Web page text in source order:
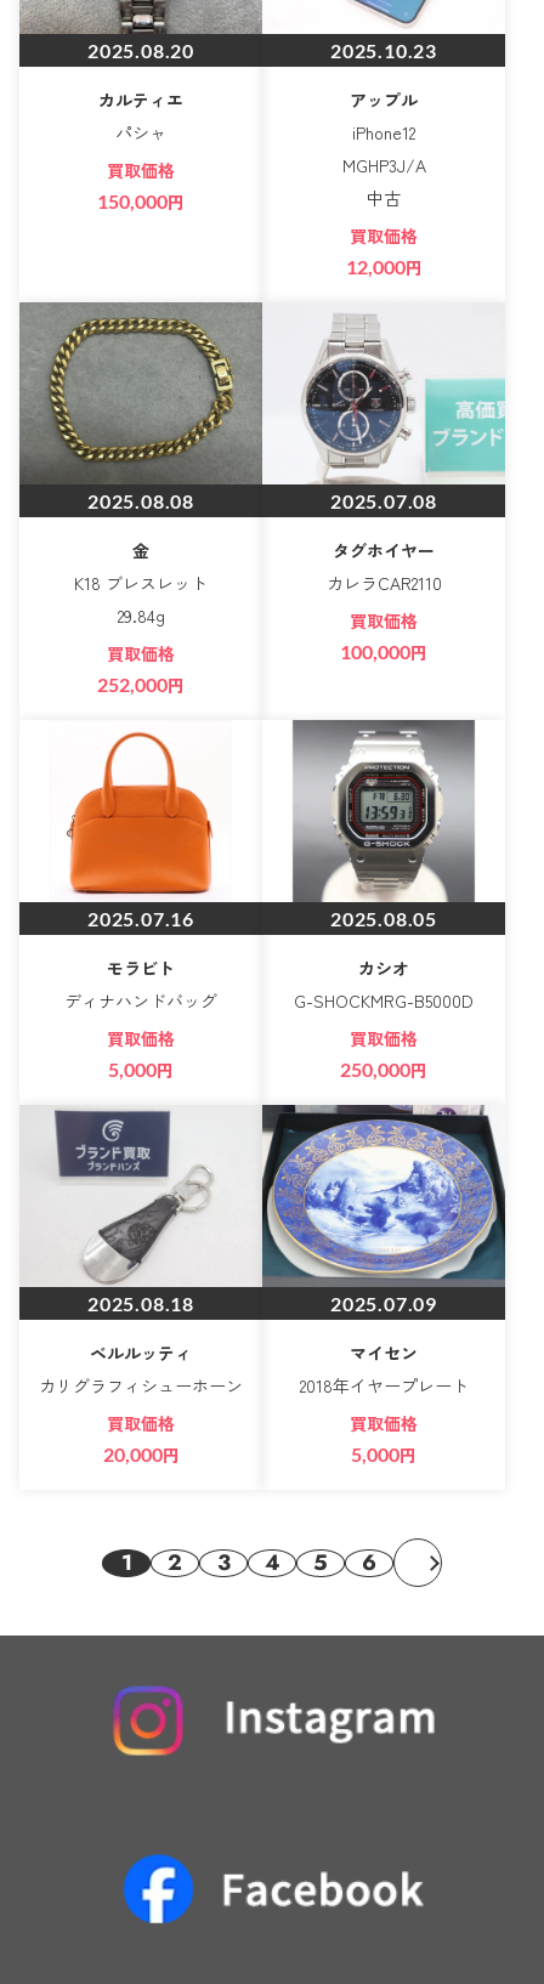
2025.08.20
カルティエ
パシャ
買取価格
150,000円
2025.10.23
アップル
iPhone12
MGHP3J/A
中古
買取価格
12,000円
2025.08.08
金
K18 ブレスレット
29.84g
買取価格
252,000円
2025.07.08
タグホイヤー
カレラCAR2110
買取価格
100,000円
2025.07.16
モラビト
ディナハンドバッグ
買取価格
5,000円
2025.08.05
カシオ
G-SHOCKMRG-B5000D
買取価格
250,000円
2025.08.18
ベルルッティ
カリグラフィシューホーン
買取価格
20,000円
2025.07.09
マイセン
2018年イヤープレート
買取価格
5,000円
1 2 3 4 5 6